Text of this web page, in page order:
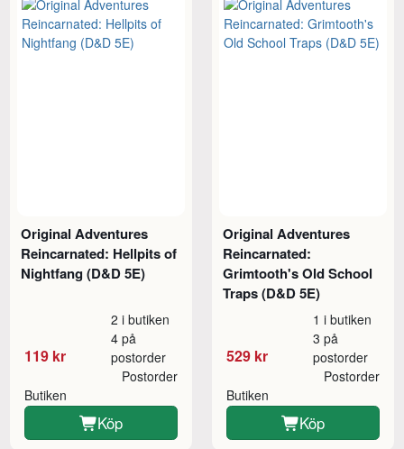
Original Adventures
Reincarnated: Hellpits of
Nightfang (D&D 5E)
119 kr
2 i butiken
4 på
postorder
Butiken
Postorder
Köp
Original Adventures
Reincarnated:
Grimtooth's Old School
Traps (D&D 5E)
529 kr
1 i butiken
3 på
postorder
Butiken
Postorder
Köp